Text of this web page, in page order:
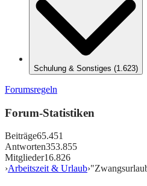
Schulung & Sonstiges (1.623)
Forumsregeln
Forum-Statistiken
Beiträge65.451
Antworten353.855
Mitglieder16.826
›Arbeitszeit & Urlaub›